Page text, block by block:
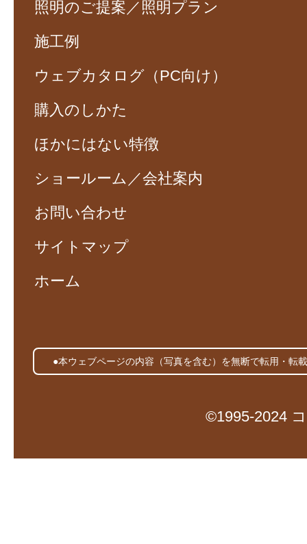
照明のご提案／照明プラン
施工例
ウェブカタログ（PC向け）
購入のしかた
ほかにはない特徴
ショールーム／会社案内
お問い合わせ
サイトマップ
ホーム
●本ウェブページの内容（写真を含む）を無断で転用・転
©1995-2024